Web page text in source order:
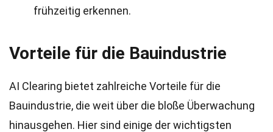
frühzeitig erkennen.
Vorteile für die Bauindustrie
AI Clearing bietet zahlreiche Vorteile für die
Bauindustrie, die weit über die bloße Überwachung
hinausgehen. Hier sind einige der wichtigsten